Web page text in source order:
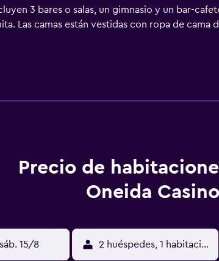
3 bares o salas, un gimnasio y un bar-
Las camas están vestidas con ropa de
utilizar los siguientes servicios
de higiene personal de diseño,
Precio de
Oneida
sáb. 15/8 2 huéspedes, 1 habitación